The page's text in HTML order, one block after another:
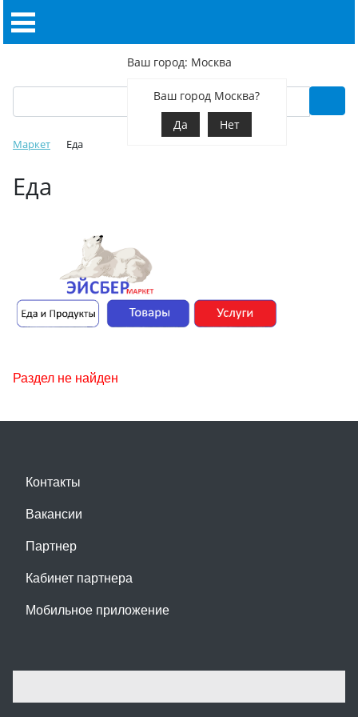
Ваш город: Москва
Ваш город Москва?
Да
Нет
Маркет Еда
Еда
Раздел не найден
Контакты
Вакансии
Партнер
Кабинет партнера
Мобильное приложение